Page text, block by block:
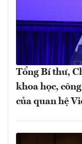
Tổng Bí thư,
khoa học,
của quan hệ